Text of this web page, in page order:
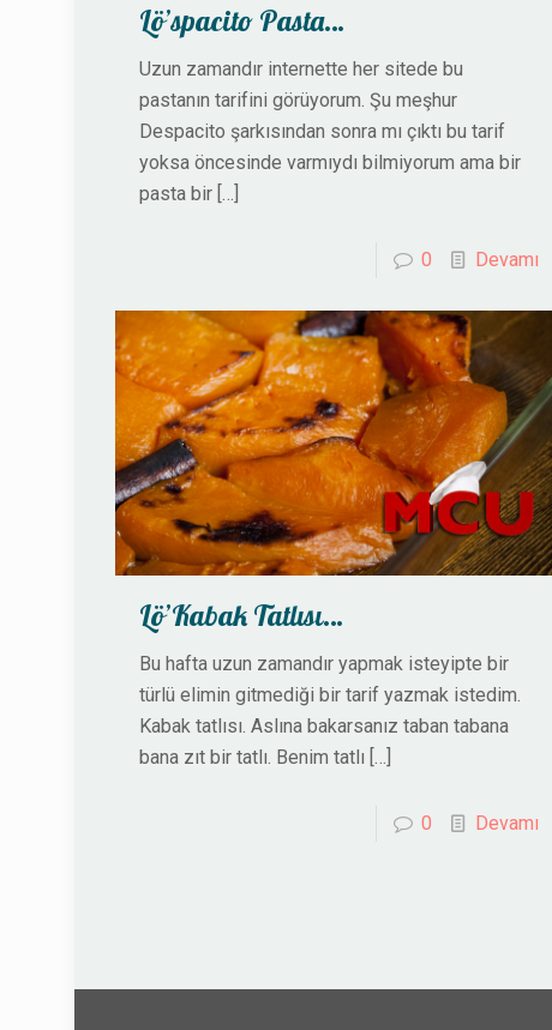
Lö’spacito Pasta…
Uzun zamandır internette her sitede bu
pastanın tarifini görüyorum. Şu meşhur
Despacito şarkısından sonra mı çıktı bu tarif
yoksa öncesinde varmıydı bilmiyorum ama bir
pasta bir[…]
0 Devamı
Lö’Kabak Tatlısı…
Bu hafta uzun zamandır yapmak isteyipte bir
türlü elimin gitmediği bir tarif yazmak istedim.
Kabak tatlısı. Aslına bakarsanız taban tabana
bana zıt bir tatlı. Benim tatlı […]
0 Devamı